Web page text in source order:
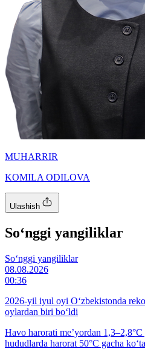
MUHARRIR
KOMILA ODILOVA
Ulashish
So‘nggi yangiliklar
So‘nggi yangiliklar
08.08.2026
00:36
2026-yil iyul oyi O‘zbekistonda
oylardan biri bo‘ldi
Havo harorati me’yordan
hududlarda harorat 50°C gacha